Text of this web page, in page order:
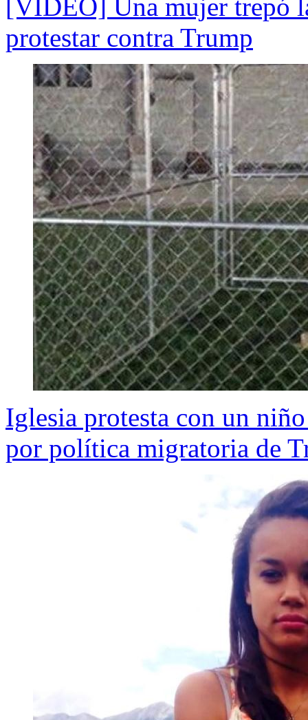
[VIDEO] Una mujer trepó
protestar contra Trump
Iglesia protesta con un
por política migratoria de